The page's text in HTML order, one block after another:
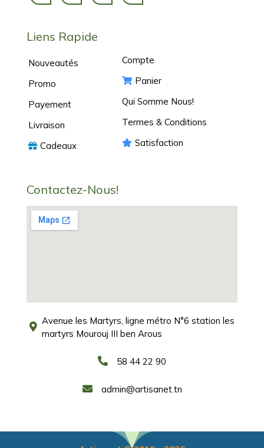
Liens Rapide
Nouveautés
Promo
Payement
Livraison
Cadeaux
Compte
Panier
Qui Somme Nous!
Termes & Conditions
Satisfaction
Contactez-Nous!
Avenue les Martyrs, ligne métro N°6 station les
martyrs Mourouj III ben Arous
58 44 22 90
admin@artisanet.tn